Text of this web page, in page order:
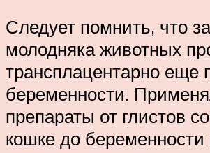
Следует помнить, что
молодняка животных
трансплацентарно еще
беременности.
препараты от глистов
кошке до